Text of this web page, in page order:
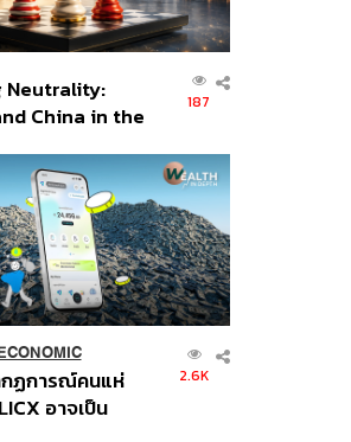
Neutrality:
China in the
187
กฏการณ์คนแห่
อาจเป็น
2.6K